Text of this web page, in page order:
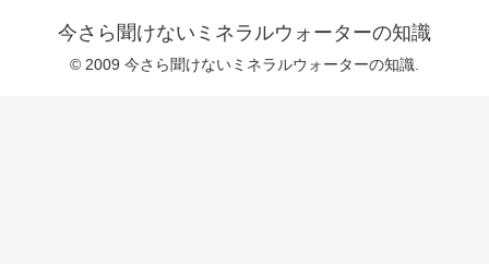
今さら聞けないミネラルウォーターの知識
© 2009 今さら聞けないミネラルウォーターの知識.